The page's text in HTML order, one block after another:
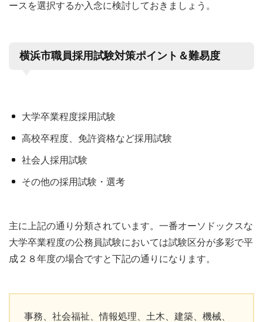
ースを選択するか入念に検討しておきましょう。
横浜市職員採用試験対策ポイント＆難易度
大学卒業程度採用試験
高校卒程度、免許資格など採用試験
社会人採用試験
その他の採用試験・選考
主に上記の通り分類されています。一番オーソドックスな
大学卒業程度の公務員試験においては試験区分が多彩で平
成２８年度の場合ですと下記の通りになります。
事務、社会福祉、情報処理、土木、建築、機械、